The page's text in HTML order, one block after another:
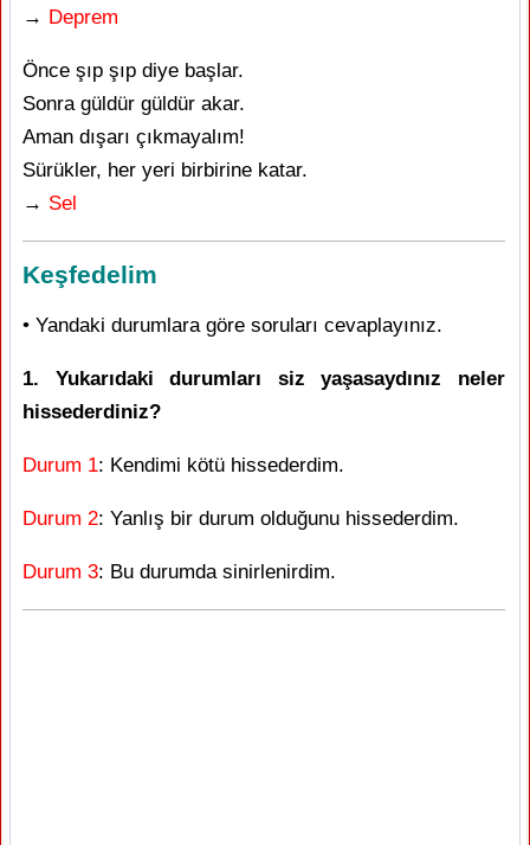
→ Deprem
Önce şıp şıp diye başlar.
Sonra güldür güldür akar.
Aman dışarı çıkmayalım!
Sürükler, her yeri birbirine katar.
→ Sel
Keşfedelim
• Yandaki durumlara göre soruları cevaplayınız.
1. Yukarıdaki durumları siz yaşasaydınız neler
hissederdiniz?
Durum 1: Kendimi kötü hissederdim.
Durum 2: Yanlış bir durum olduğunu hissederdim.
Durum 3: Bu durumda sinirlenirdim.